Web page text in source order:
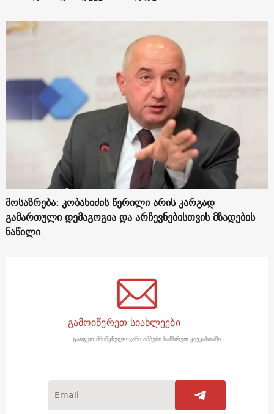
მოსაზრება: კობახიძის წერილი არის კარგად
გამართული დემაგოგია და არჩევნებისთვის მზადების
ნაწილი
გამოიწერეთ სიახლეები
გაიგეთ მნიშვნელოვანი ამბები სამხრეთ კავკასიაში